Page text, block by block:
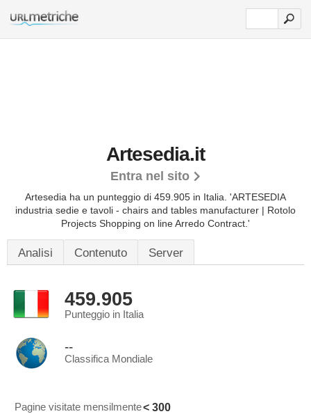
Artesedia.it
Entra nel sito
Artesedia ha un punteggio di 459.905 in Italia. 'ARTESEDIA
industria sedie e tavoli - chairs and tables manufacturer | Rotolo
Projects Shopping on line Arredo Contract.'
Analisi Contenuto Server
459.905
Punteggio in Italia
--
Classifica Mondiale
Pagine visitate mensilmente< 300